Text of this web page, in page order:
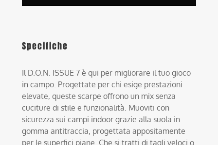
Specifiche
Il D.O.N. ISSUE 7 è qui per migliorare il tuo gioco
in campo. Progettate per chi esige prestazioni
elevate, queste scarpe offrono un mix senza
cuciture di stile e funzionalità. Muoviti con
sicurezza sui campi indoor grazie alla suola in
gomma antitraccia, progettata appositamente
per le superfici piane. Che si tratti di tagli veloci o